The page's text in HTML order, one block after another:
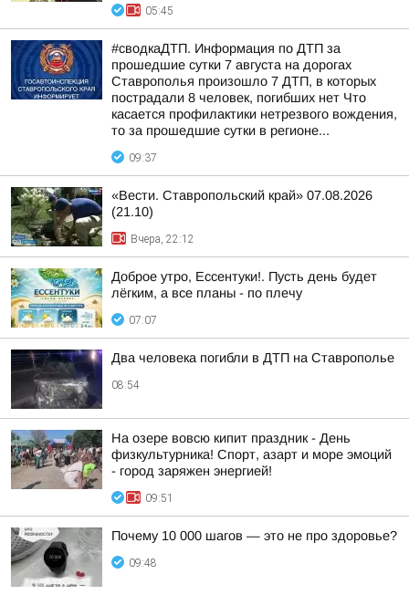
05:45
#сводкаДТП. Информация по ДТП за
прошедшие сутки 7 августа на дорогах
Ставрополья произошло 7 ДТП, в которых
пострадали 8 человек, погибших нет Что
касается профилактики нетрезвого вождения,
то за прошедшие сутки в регионе...
09:37
«Вести. Ставропольский край» 07.08.2026
(21.10)
Вчера, 22:12
Доброе утро, Ессентуки!. Пусть день будет
лёгким, а все планы - по плечу
07:07
Два человека погибли в ДТП на Ставрополье
08:54
На озере вовсю кипит праздник - День
физкультурника! Спорт, азарт и море эмоций
- город заряжен энергией!
09:51
Почему 10 000 шагов — это не про здоровье?
09:48